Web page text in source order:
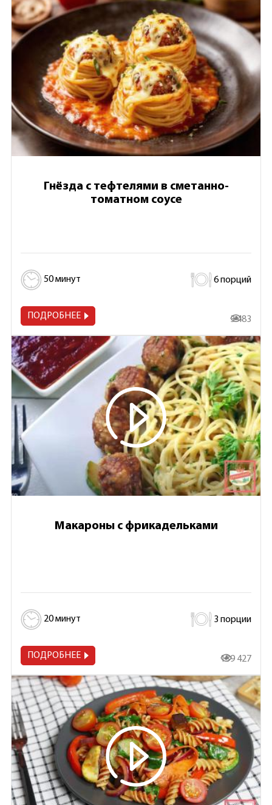
Гнёзда с тефтелями в сметанно-
томатном соусе
50 минут 6 порций
ПОДРОБНЕЕ 3 483
Макароны с фрикадельками
20 минут 3 порции
ПОДРОБНЕЕ 139 427